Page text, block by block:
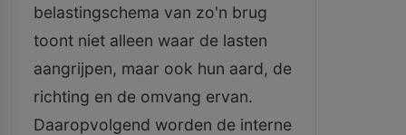
belastingschema van zo'n brug
toont niet alleen waar de lasten
aangrijpen, maar ook hun aard, de
richting en de omvang ervan.
Daaropvolgend worden de interne